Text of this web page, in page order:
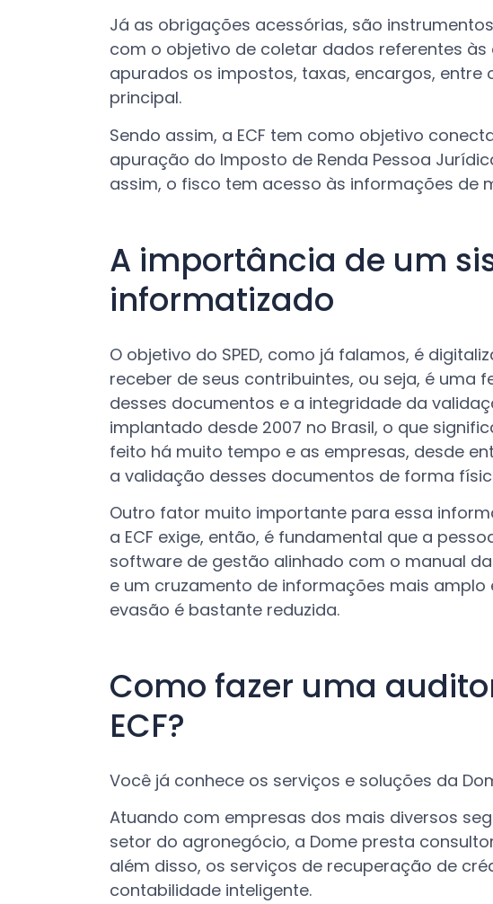
Já as obrigações acessórias, são
com o objetivo de coletar dados referentes
apurados os impostos, taxas, encargos,
principal.
Sendo assim, a ECF tem como objetivo
apuração do Imposto de Renda Pessoa
assim, o fisco tem acesso às informações de
A importância de um
informatizado
O objetivo do SPED, como já falamos, é
receber de seus contribuintes, ou seja, é
desses documentos e a integridade da
implantado desde 2007 no Brasil, o que
feito há muito tempo e as empresas, desde
a validação desses documentos de forma
Outro fator muito importante para essa
a ECF exige, então, é fundamental que a
software de gestão alinhado com o manual
e um cruzamento de informações mais
evasão é bastante reduzida.
Como fazer uma
ECF?
Você já conhece os serviços e soluções da
Atuando com empresas dos mais diversos
setor do agronegócio, a Dome presta
além disso, os serviços de recuperação de
contabilidade inteligente.